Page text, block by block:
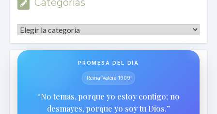
Categorías
Categorías
PROMESA DEL DÍA
Reina-Valera 1909
“No temas, porque yo estoy contigo; no
desmayes, porque yo soy tu Dios.”